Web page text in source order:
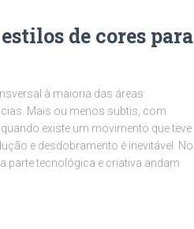
de cores para
à maioria das áreas
Mais ou menos subtis, com
existe um movimento que teve
e desdobramento é inevitável. No
parte tecnológica e criativa andam